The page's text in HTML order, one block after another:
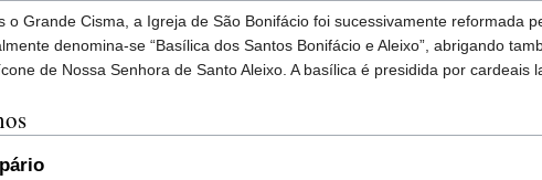
o Grande Cisma, a Igreja de São Bonifácio foi sucessivamente reformada
denomina-se “Basílica dos Santos Bonifácio e Aleixo”, abrigando
de Nossa Senhora de Santo Aleixo. A basílica é presidida por cardeais